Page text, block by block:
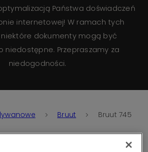
Państwa doświadczeń
internetowej! W ramach tych
niektóre dokumenty mogą być
niedostępne. Przepraszamy za
niedogodności.
Bruut Bruut 745